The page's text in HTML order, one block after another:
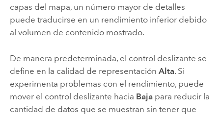
capas del mapa, un número mayor de detalles
puede traducirse en un rendimiento inferior debido
al volumen de contenido mostrado.
De manera predeterminada, el control deslizante se
define en la calidad de representación Alta. Si
experimenta problemas con el rendimiento, puede
mover el control deslizante hacia Bajapara reducir la
cantidad de datos que se muestran sin tener que